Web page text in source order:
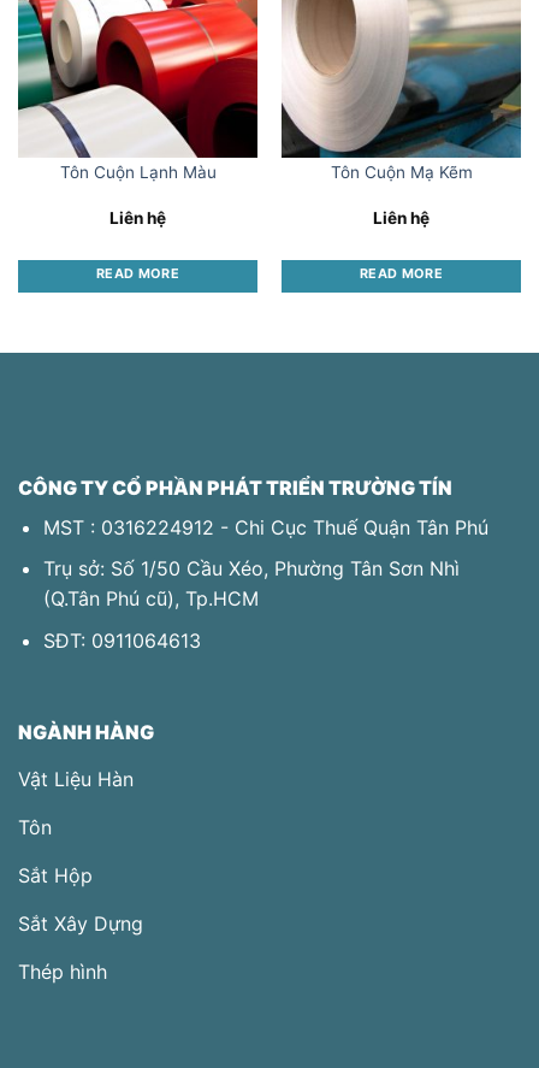
Tôn Cuộn Lạnh Màu
Liên hệ
READ MORE
Tôn Cuộn Mạ Kẽm
Liên hệ
READ MORE
CÔNG TY CỔ PHẦN PHÁT TRIỂN TRƯỜNG TÍN
MST : 0316224912 - Chi Cục Thuế Quận Tân Phú
Trụ sở: Số 1/50 Cầu Xéo, Phường Tân Sơn Nhì
(Q.Tân Phú​ cũ), Tp.HCM
SĐT: 0911064613
NGÀNH HÀNG
Vật Liệu Hàn
Tôn
Sắt Hộp
Sắt Xây Dựng
Thép hình